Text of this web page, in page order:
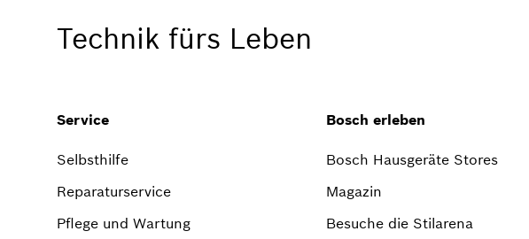
Technik fürs Leben
Service
Selbsthilfe
Reparaturservice
Pflege und Wartung
Bosch erleben
Bosch Hausgeräte Stores
Magazin
Besuche die Stilarena